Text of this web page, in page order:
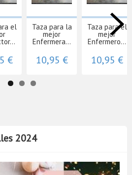
2024
el
€
Taza para la
mejor
Enfermera...
10,95 €
Taza para el
mejor
Enfermero...
10,95 €